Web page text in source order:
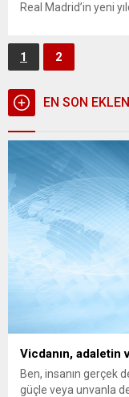
Real Madrid’in yeni
1 2
EN SON
Vicdanın, adaletin
Ben, insanın gerçek
güçle veya unvanla